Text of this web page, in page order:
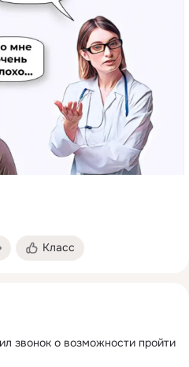
Класс
звонок о возможности пройти